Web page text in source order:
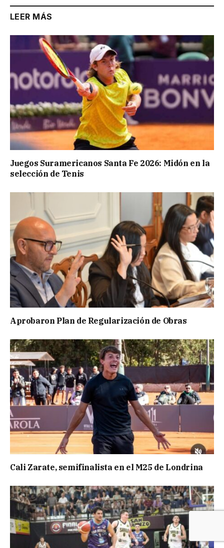
LEER MÁS
Juegos Suramericanos Santa Fe 2026: Midón en la
selección de Tenis
Aprobaron Plan de Regularización de Obras
Cali Zarate, semifinalista en el M25 de Londrina